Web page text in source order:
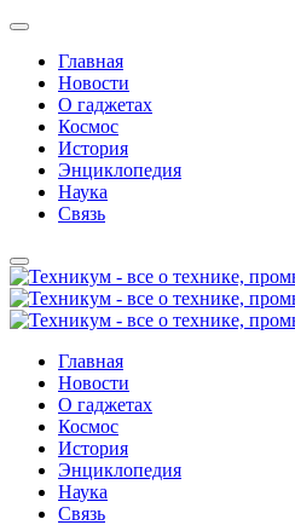
Главная
Новости
О гаджетах
Космос
История
Энциклопедия
Наука
Связь
Главная
Новости
О гаджетах
Космос
История
Энциклопедия
Наука
Связь